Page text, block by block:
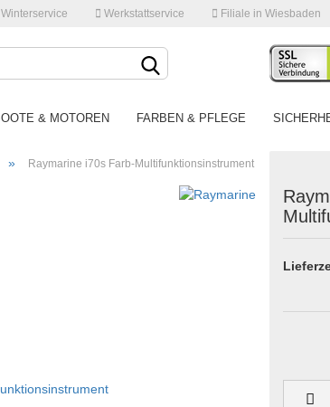
Winterservice Werkstattservice Filiale in Wiesbaden
Lieferland
Konto
& MOTOREN FARBEN & PFLEGE
» Raymarine i70s Farb-Multifunktionsinstrument